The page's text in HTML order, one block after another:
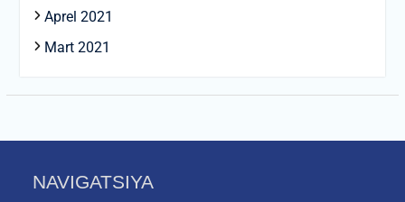
Aprel 2021
Mart 2021
NAVIGATSIYA